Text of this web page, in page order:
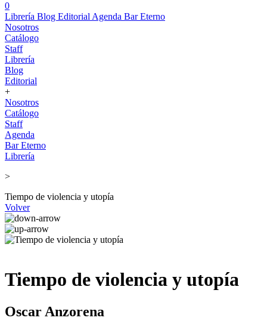
0
Librería Blog Editorial Agenda Bar Eterno
Nosotros
Catálogo
Staff
Librería
Blog
Editorial
+
Nosotros
Catálogo
Staff
Agenda
Bar Eterno
Librería
>
Tiempo de violencia y utopía
Volver
Tiempo de violencia y utopía
Oscar Anzorena